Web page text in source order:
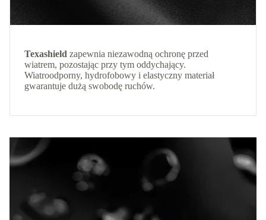
Texashield zapewnia niezawodną ochronę przed
wiatrem, pozostając przy tym oddychający.
Wiatroodporny, hydrofobowy i elastyczny materiał
gwarantuje dużą swobodę ruchów.